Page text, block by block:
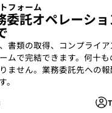
フォーム
委託オペレーシ
書類の取得、コンプライ
ムで完結できます。何十
ません。業務委託先への